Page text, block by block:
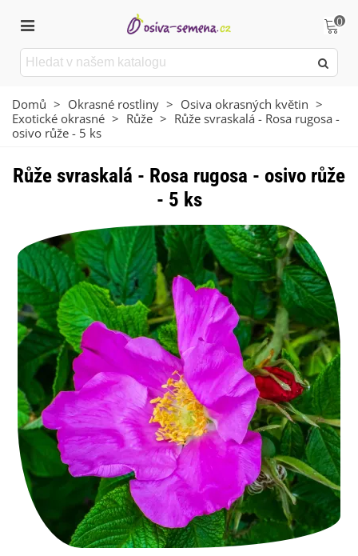
0
Domů > Okrasné rostliny > Osiva okrasných květin >
Exotické okrasné > Růže > Růže svraskalá - Rosa rugosa -
osivo růže - 5 ks
Růže svraskalá - Rosa rugosa - osivo růže
- 5 ks